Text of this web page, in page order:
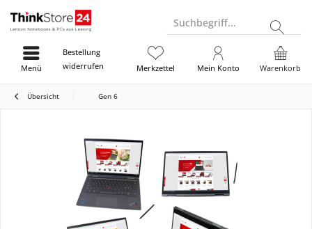
Suchbegriff...
Bestellung
widerrufen
Warenkorb
Merkzettel Mein Konto
Menü
Übersicht Gen 6